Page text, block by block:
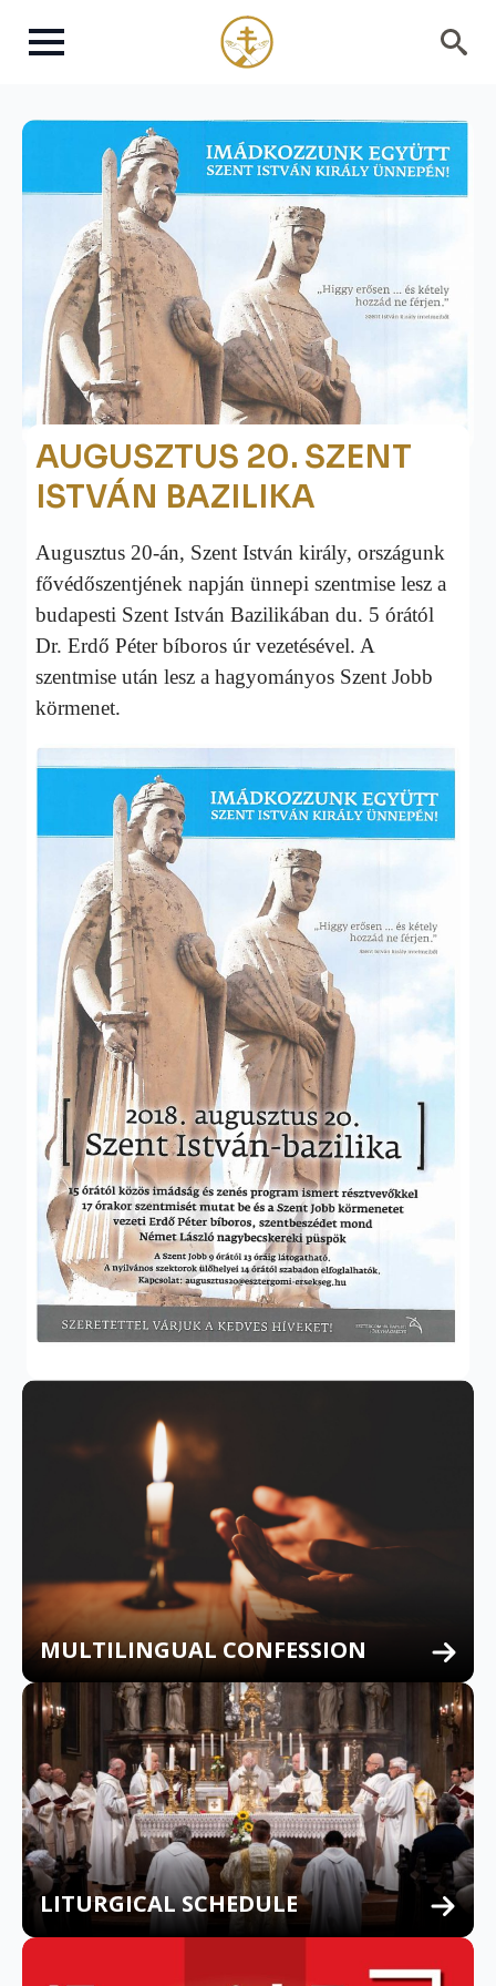
AUGUSZTUS 20. SZENT
ISTVÁN BAZILIKA
Augusztus 20-án, Szent István király, országunk
fővédőszentjének napján ünnepi szentmise lesz a
budapesti Szent István Bazilikában du. 5 órától
Dr. Erdő Péter bíboros úr vezetésével. A
szentmise után lesz a hagyományos Szent Jobb
körmenet.
MULTILINGUAL CONFESSION
LITURGICAL SCHEDULE